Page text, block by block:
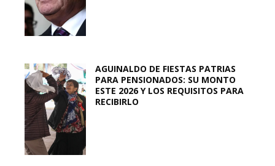
AGUINALDO DE FIESTAS PATRIAS
PARA PENSIONADOS: SU MONTO
ESTE 2026 Y LOS REQUISITOS PARA
RECIBIRLO